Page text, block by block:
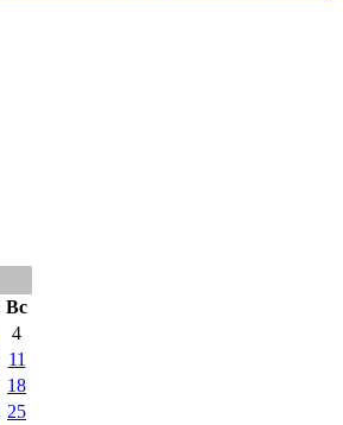
Вс
4
11
18
25